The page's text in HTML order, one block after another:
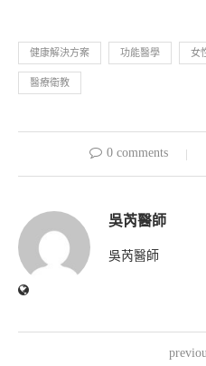
健康解決方案 功能醫學 女
醫療衛教
0 comments
吳芮醫師
吳芮醫師